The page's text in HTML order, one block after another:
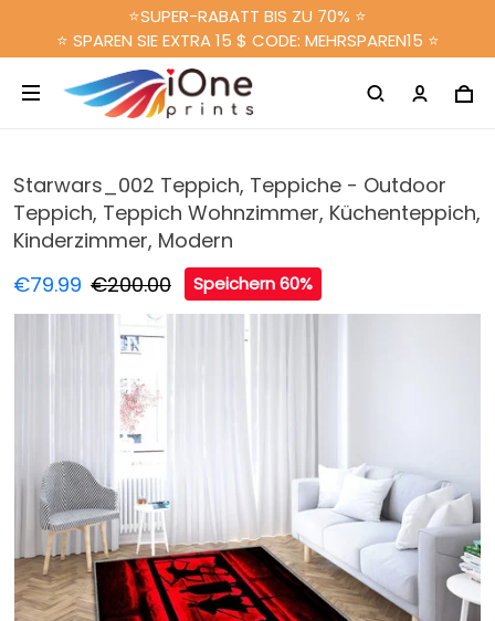
⭐SUPER-RABATT BIS ZU 70% ⭐
⭐ SPAREN SIE EXTRA 15 $ CODE: MEHRSPAREN15 ⭐
Starwars_002 Teppich, Teppiche - Outdoor
Teppich, Teppich Wohnzimmer, Küchenteppich,
Kinderzimmer, Modern
€79.99 €200.00 Speichern 60%